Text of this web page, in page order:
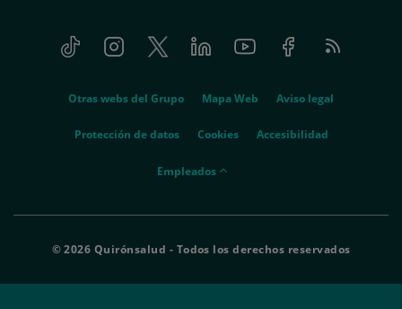
Tiktok InstagramTwitter LinkedinYoutube FacebookFeed
RSS
Otras webs del Grupo Mapa Web Aviso legal
Protección de datos Cookies Accesibilidad
empleados
Empleados
© 2026 Quirónsalud - Todos los derechos reservados